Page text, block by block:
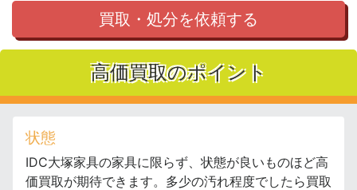
買取・処分を依頼する
高価買取のポイント
状態
IDC大塚家具の家具に限らず、状態が良いものほど高
価買取が期待できます。多少の汚れ程度でしたら買取